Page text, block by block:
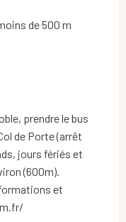
de 500 m
prendre le bus
de Porte (arrêt
jours fériés et
(600m).
et